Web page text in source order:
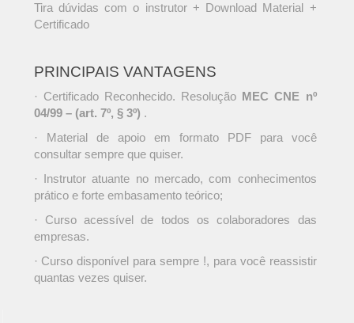
Tira dúvidas com o instrutor + Download Material +
Certificado
PRINCIPAIS VANTAGENS
· Certificado Reconhecido. Resolução MEC CNE nº
04/99 – (art. 7º, § 3º) .
· Material de apoio em formato PDF para você
consultar sempre que quiser.
· Instrutor atuante no mercado, com conhecimentos
prático e forte embasamento teórico;
· Curso acessível de todos os colaboradores das
empresas.
· Curso disponível para sempre !, para você reassistir
quantas vezes quiser.